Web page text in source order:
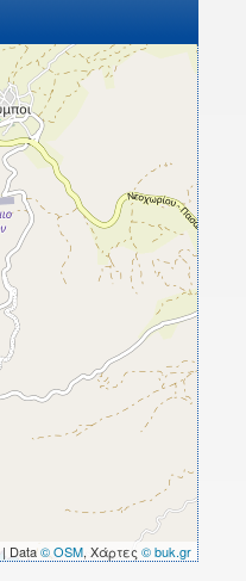
| Data© OSM, Χάρτες © buk.gr